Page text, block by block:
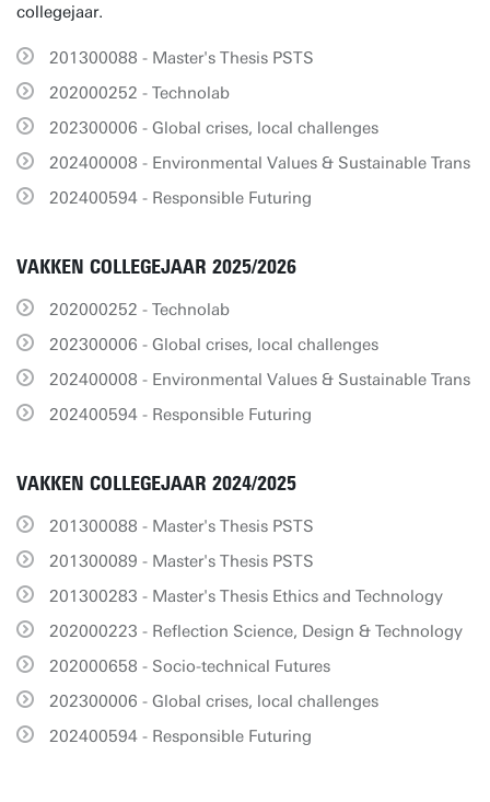
collegejaar.
201300088 - Master's Thesis PSTS
202000252 - Technolab
202300006 - Global crises, local challenges
202400008 - Environmental Values & Sustainable Trans
202400594 - Responsible Futuring
VAKKEN COLLEGEJAAR 2025/2026
202000252 - Technolab
202300006 - Global crises, local challenges
202400008 - Environmental Values & Sustainable Trans
202400594 - Responsible Futuring
VAKKEN COLLEGEJAAR 2024/2025
201300088 - Master's Thesis PSTS
201300089 - Master's Thesis PSTS
201300283 - Master's Thesis Ethics and Technology
202000223 - Reflection Science, Design & Technology
202000658 - Socio-technical Futures
202300006 - Global crises, local challenges
202400594 - Responsible Futuring